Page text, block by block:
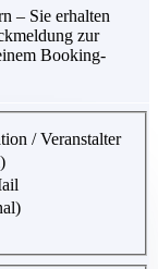
– Sie erhalten
zur
Booking-
/ Veranstalter